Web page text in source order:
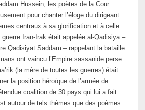
Hussein, les poètes de la Cour
pour chanter l’éloge du dirigeant
centraux à sa glorification et à celle
Iran-Irak était appelée al-Qadisiya –
Qadisiyat Saddam – rappelant la bataille
ont vaincu l’Empire sassanide perse.
(la mère de toutes les guerres) était
la position héroïque de l’armée de
coalition de 30 pays qui lui a fait
autour de tels thèmes que des poèmes